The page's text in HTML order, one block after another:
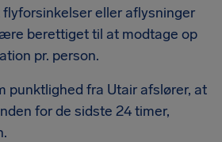
eller aflysninger
berettiget til at modtage op
pr. person.
punktlighed fra Utair afslører, at
for de sidste 24 timer,